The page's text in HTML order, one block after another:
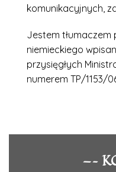
komunikacyjnych,
Jestem tłumaczem
niemieckiego
przysięgłych
numerem TP/1153/
—–